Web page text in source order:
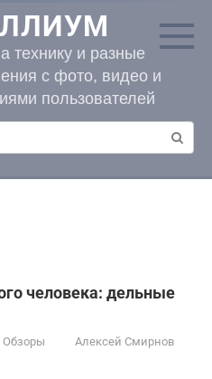
технику и разные
с фото, видео и
пользователей
человека: дельные
Обзоры Алексей Смирнов